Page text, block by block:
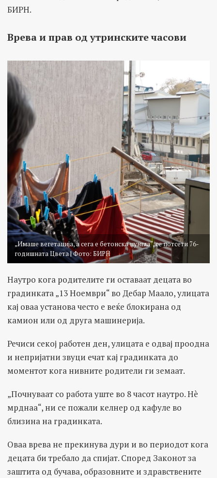
БИРН.
Врева и прав од утринските часови
„Имаше вегетација, а сега е бетонска џунгла“, се потсети 76-
годишната Цвета | Фото: БИРН
Наутро кога родителите ги оставаат децата во
градинката „13 Ноември“ во Дебар Маало, улицата
кај оваа установа често е веќе блокирана од
камион или од друга машинерија.
Речиси секој работен ден, улицата е одвај проодна
и непријатни звуци ечат кај градинката до
моментот кога нивните родители ги земаат.
„Почнуваат со работа уште во 8 часот наутро. Нè
мрднаа“, ни се пожали келнер од кафуле во
близина на градинката.
Оваа врева не прекинува дури и во периодот кога
децата би требало да спијат. Според Законот за
заштита од бучава, образовните и здравствените